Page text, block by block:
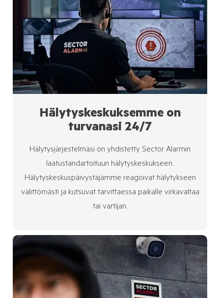
Hälytyskeskuksemme on
turvanasi 24/7
Hälytysjärjestelmäsi on yhdistetty Sector Alarmin
laatustandartoituun hälytyskeskukseen.
Hälytyskeskuspäivystäjämme reagoivat hälytykseen
välittömästi ja kutsuvat tarvittaessa paikalle virkavaltaa
tai vartijan.